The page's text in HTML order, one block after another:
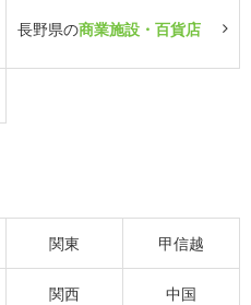
長野県の商業施設・百貨店
関東 甲信越
関西 中国